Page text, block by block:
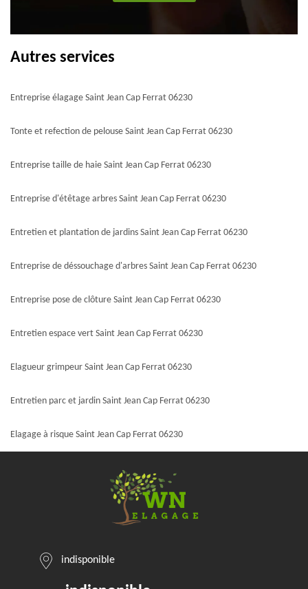
Autres services
Entreprise élagage Saint Jean Cap Ferrat 06230
Tonte et refection de pelouse Saint Jean Cap Ferrat 06230
Entreprise taille de haie Saint Jean Cap Ferrat 06230
Entreprise d'étêtage arbres Saint Jean Cap Ferrat 06230
Entretien et plantation de jardins Saint Jean Cap Ferrat 06230
Entreprise de déssouchage d'arbres Saint Jean Cap Ferrat 06230
Entreprise pose de clôture Saint Jean Cap Ferrat 06230
Entretien espace vert Saint Jean Cap Ferrat 06230
Elagueur grimpeur Saint Jean Cap Ferrat 06230
Entretien parc et jardin Saint Jean Cap Ferrat 06230
Elagage à risque Saint Jean Cap Ferrat 06230
indisponible